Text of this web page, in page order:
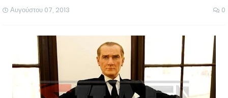
Αυγούστου 07, 2013 0